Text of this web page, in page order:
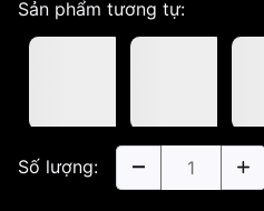
Sản phẩm tương tự:
Số lượng: